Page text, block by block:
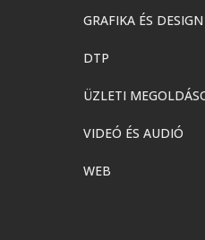
GRAFIKA ÉS DESIGN
DTP
ÜZLETI
VIDEÓ ÉS AUDIÓ
WEB